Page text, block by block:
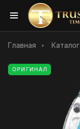
Главная Каталог
ОРИГИНАЛ